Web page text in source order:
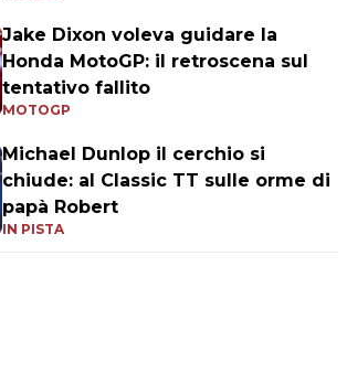
Jake Dixon voleva guidare la
Honda MotoGP: il retroscena sul
tentativo fallito
MOTOGP
Michael Dunlop il cerchio si
chiude: al Classic TT sulle orme di
papà Robert
IN PISTA